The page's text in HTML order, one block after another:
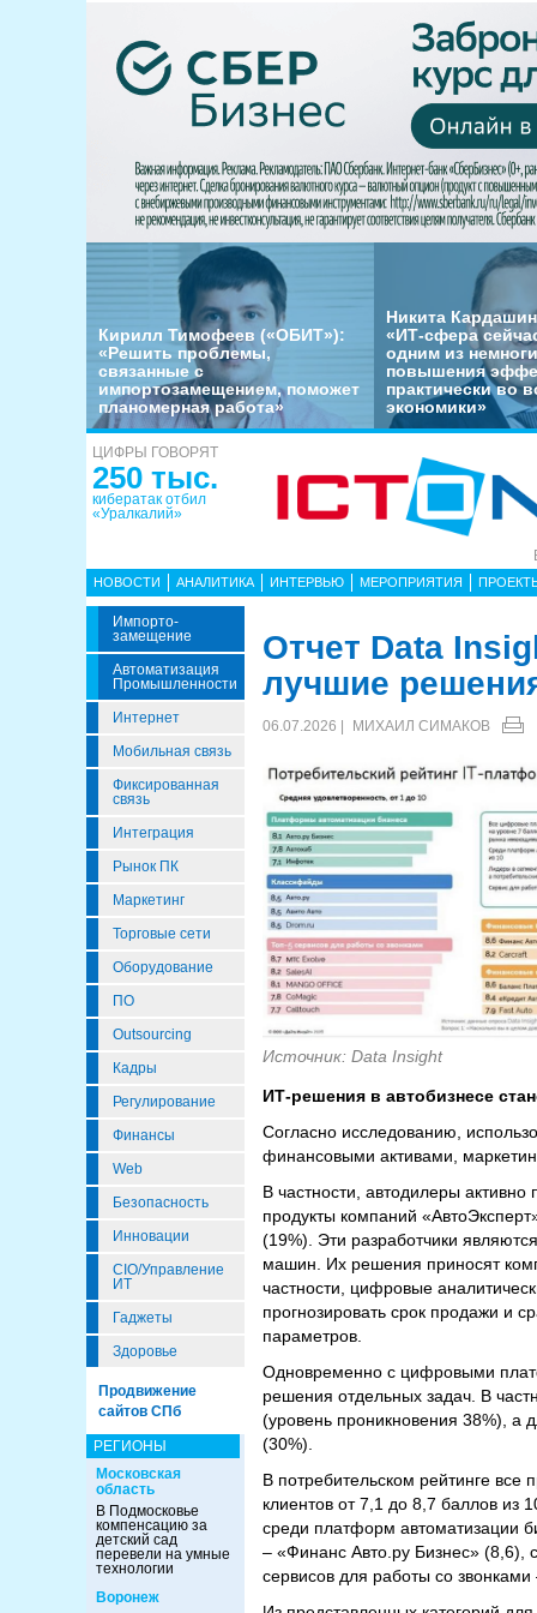
Кирилл Тимофеев («ОБИТ»):
«Решить проблемы,
связанные с
импортозамещением, поможет
планомерная работа»
Никита
«ИТ-сфера
одним из
повышения
практически во
экономики»
ЦИФРЫ ГОВОРЯТ
250 тыс.
кибератак отбил
«Уралкалий»
НОВОСТИ АНАЛИТИКА ИНТЕРВЬЮ МЕРОПРИЯТИЯ
Импорто­
Замещение
Автоматизация
Промышленности
Интернет
Мобильная связь
Фиксированная
связь
Интеграция
Рынок ПК
Маркетинг
Торговые сети
Оборудование
ПО
Outsourcing
Кадры
Регулирование
Финансы
Web
Безопасность
Инновации
CIO/Управление
ИТ
Гаджеты
Здоровье
Продвижение
сайтов СПб
РЕГИОНЫ
Московская
область
В Подмосковье
компенсацию за
детский сад
перевели на умные
технологии
Воронеж
Отчет Data
лучшие
06.07.2026 | МИХАИЛ СИМАКОВ
Источник: Data Insight
ИТ-решения в автобизнесе
Согласно исследованию,
финансовыми активами,
В частности, автодилеры
продукты компаний
(19%). Эти разработчики
машин. Их решения приносят
частности, цифровые
прогнозировать срок продажи и
параметров.
Одновременно с цифровыми
решения отдельных задач. В
(уровень проникновения 38%), а
(30%).
В потребительском рейтинге все
клиентов от 7,1 до 8,7 баллов из
среди платформ автоматизации
– «Финанс Авто.ру Бизнес» (8,6),
сервисов для работы со